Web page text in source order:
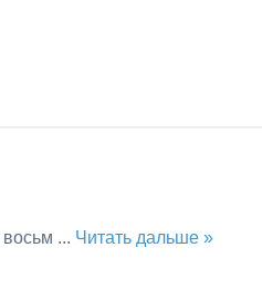
восьм ... Читать дальше »